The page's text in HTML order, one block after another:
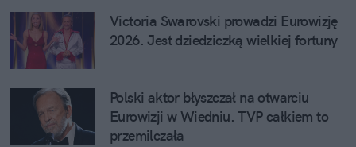
Victoria Swarovski prowadzi Eurowizję
2026. Jest dziedziczką wielkiej fortuny
Polski aktor błyszczał na otwarciu
Eurowizji w Wiedniu. TVP całkiem to
przemilczała